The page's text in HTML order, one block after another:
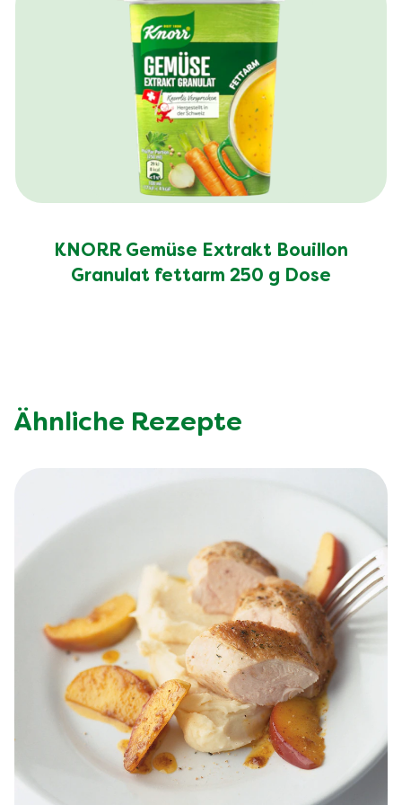
KNORR Gemüse Extrakt Bouillon
Granulat fettarm 250 g Dose
Ähnliche Rezepte